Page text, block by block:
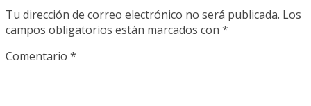
Tu dirección de correo electrónico no será publicada. Los
campos obligatorios están marcados con *
Comentario *